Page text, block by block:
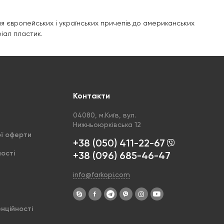
і українських причепів до американських
пластик.
оферти
Контакти
04080, м.Київ, вул.
Нижньоюрківська 12
+38 (050) 411-22-67
+38 (096) 685-46-47
info@farkopi.com